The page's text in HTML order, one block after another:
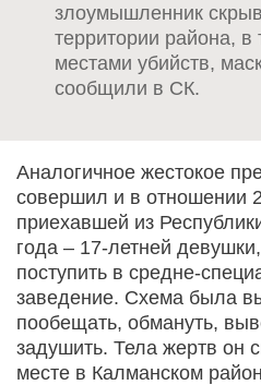
злоумышленник
территории района,
местами убийств,
сообщили в СК.
Аналогичное жестокое
совершил и в отношении
приехавшей из
года – 17-летней
поступить в средне-
заведение. Схема была
пообещать, обмануть,
задушить. Тела жертв он
месте в Калманском